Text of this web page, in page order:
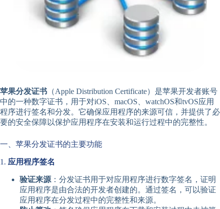
苹果分发证书 （Apple Distribution Certificate）是苹果开发者账号
中的一种数字证书，用于对iOS、macOS、watchOS和tvOS应用
程序进行签名和分发。它确保应用程序的来源可信，并提供了必
要的安全保障以保护应用程序在安装和运行过程中的完整性。
一、苹果分发证书的主要功能
1. 应用程序签名
验证来源 ：分发证书用于对应用程序进行数字签名，证明
应用程序是由合法的开发者创建的。通过签名，可以验证
应用程序在分发过程中的完整性和来源。